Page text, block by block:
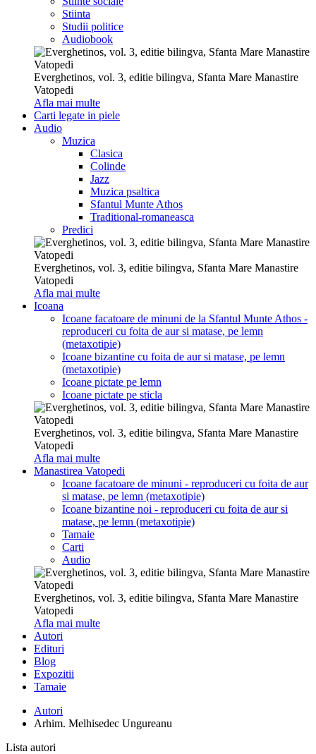
Stiinta
Studii politice
Audiobook
Everghetinos, vol. 3, editie bilingva, Sfanta Mare Manastire
Vatopedi
Afla mai multe
Carti legate in piele
Audio
Muzica
Clasica
Colinde
Jazz
Muzica psaltica
Sfantul Munte Athos
Traditional-romaneasca
Predici
Everghetinos, vol. 3, editie bilingva, Sfanta Mare Manastire
Vatopedi
Afla mai multe
Icoana
Icoane facatoare de minuni de la Sfantul Munte Athos -
reproduceri cu foita de aur si matase, pe lemn
(metaxotipie)
Icoane bizantine cu foita de aur si matase, pe lemn
(metaxotipie)
Icoane pictate pe lemn
Icoane pictate pe sticla
Everghetinos, vol. 3, editie bilingva, Sfanta Mare Manastire
Vatopedi
Afla mai multe
Manastirea Vatopedi
Icoane facatoare de minuni - reproduceri cu foita de aur
si matase, pe lemn (metaxotipie)
Icoane bizantine noi - reproduceri cu foita de aur si
matase, pe lemn (metaxotipie)
Tamaie
Carti
Audio
Everghetinos, vol. 3, editie bilingva, Sfanta Mare Manastire
Vatopedi
Afla mai multe
Autori
Edituri
Blog
Expozitii
Tamaie
Autori
Arhim. Melhisedec Ungureanu
Lista autori